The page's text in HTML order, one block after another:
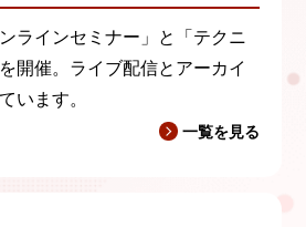
ラインセミナー」と「テクニ
開催。ライブ配信とアーカイ
います。
一覧を見る